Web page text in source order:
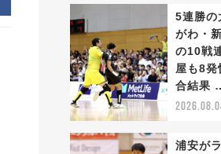
5連勝の
がわ・
の10戦
屋も8
合結果
浦安が